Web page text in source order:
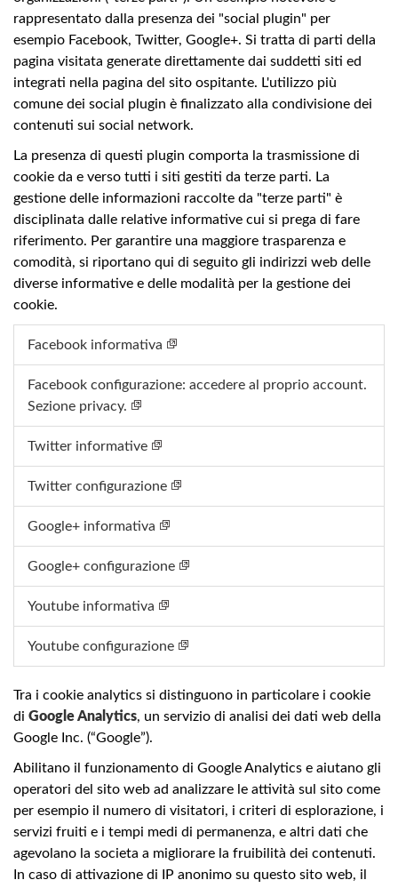
rappresentato dalla presenza dei "social plugin" per
esempio Facebook, Twitter, Google+. Si tratta di parti della
pagina visitata generate direttamente dai suddetti siti ed
integrati nella pagina del sito ospitante. L'utilizzo più
comune dei social plugin è finalizzato alla condivisione dei
contenuti sui social network.
La presenza di questi plugin comporta la trasmissione di
cookie da e verso tutti i siti gestiti da terze parti. La
gestione delle informazioni raccolte da "terze parti" è
disciplinata dalle relative informative cui si prega di fare
riferimento. Per garantire una maggiore trasparenza e
comodità, si riportano qui di seguito gli indirizzi web delle
diverse informative e delle modalità per la gestione dei
cookie.
Facebook informativa
Facebook configurazione: accedere al proprio account.
Sezione privacy.
Twitter informative
Twitter configurazione
Google+ informativa
Google+ configurazione
Youtube informativa
Youtube configurazione
Tra i cookie analytics si distinguono in particolare i cookie
di Google Analytics, un servizio di analisi dei dati web della
Google Inc. (“Google”).
Abilitano il funzionamento di Google Analytics e aiutano gli
operatori del sito web ad analizzare le attività sul sito come
per esempio il numero di visitatori, i criteri di esplorazione, i
servizi fruiti e i tempi medi di permanenza, e altri dati che
agevolano la societa a migliorare la fruibilità dei contenuti.
In caso di attivazione di IP anonimo su questo sito web, il